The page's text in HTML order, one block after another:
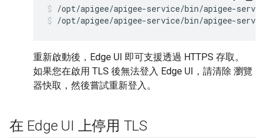
/opt/apigee/apigee-service/bin/apigee-
/opt/apigee/apigee-service/bin/apigee-
重新啟動後，Edge UI 即可支援透過 HTTPS 存取。
如果您在啟用 TLS 後無法登入 Edge UI，請清除 瀏覽
器快取，然後嘗試重新登入。
在 Edge UI 上停用 TLS